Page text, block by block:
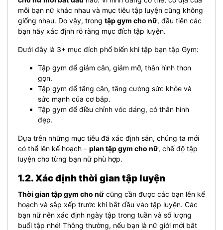
mỗi bạn nữ khác nhau và mục tiêu tập luyện cũng không
giống nhau. Do vậy, trong tập gym cho nữ, đầu tiên các
bạn hãy xác định rõ ràng mục đích tập luyện.
Dưới đây là 3+ mục đích phổ biến khi tập bạn tập Gym:
Tập gym để giảm cân, giảm mỡ, thân hình thon
gọn.
Tập gym để tăng cân, tăng cường sức khỏe và
sức mạnh của cơ bắp.
Tập gym để điều chỉnh vóc dáng, có thân hình
đẹp.
Dựa trên những mục tiêu đã xác định sẵn, chúng ta mới
có thể lên kế hoạch – plan tập gym cho nữ, chế độ tập
luyện cho từng bạn nữ phù hợp.
1.2. Xác định thời gian tập luyện
Thời gian tập gym cho nữ cũng cần được các bạn lên kế
hoạch và sắp xếp trước khi bắt đầu vào tập luyện. Các
bạn nữ nên xác định ngày tập trong tuần và số lượng
buổi tập nhé! Thông thường, nếu bạn là nữ giới mới bắt